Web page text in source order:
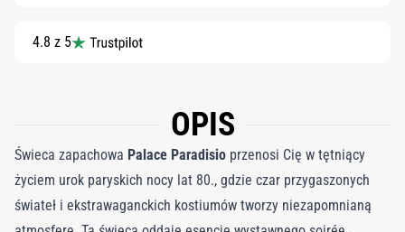
4.8 z 5
OPIS
Świeca zapachowa Palace Paradisio przenosi Cię w tętniący
życiem urok paryskich nocy lat 80., gdzie czar przygaszonych
świateł i ekstrawaganckich kostiumów tworzy niezapomnianą